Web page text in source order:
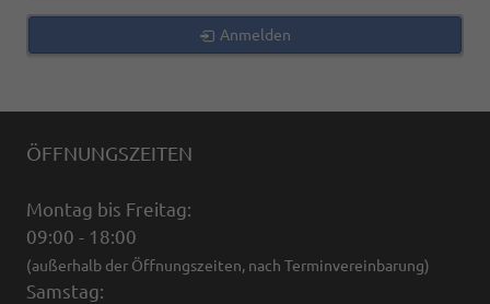
Anmelden
ÖFFNUNGSZEITEN
Montag bis Freitag:
09:00 - 18:00
(außerhalb der Öffnungszeiten, nach Terminvereinbarung)
Samstag: